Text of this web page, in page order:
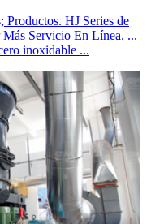
Productos. HJ Series de
Servicio En Línea. ...
inoxidable ...